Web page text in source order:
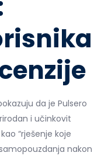
da je Pulsero
i učinkovit
“rješenje koje
nakon